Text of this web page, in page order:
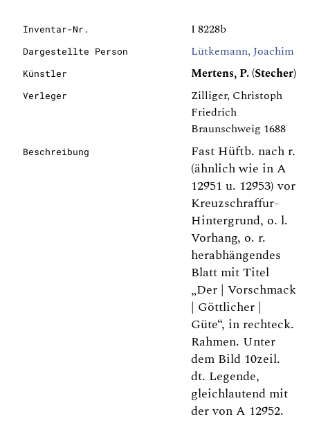
Inventar-Nr. I 8228b
Dargestellte Person Lütkemann, Joachim
Künstler Mertens, P. (Stecher)
Verleger
Zilliger, Christoph
Friedrich
Braunschweig 1688
Beschreibung
Fast Hüftb. nach r.
(ähnlich wie in A
12951 u. 12953) vor
Kreuzschraffur-
Hintergrund, o. l.
Vorhang, o. r.
herabhängendes
Blatt mit Titel
„Der | Vorschmack
| Göttlicher |
Güte“, in rechteck.
Rahmen. Unter
dem Bild 10zeil.
dt. Legende,
gleichlautend mit
der von A 12952.